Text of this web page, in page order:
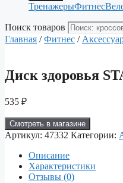
ТренажерыФитнес
Поиск товаров
Главная /Фитнес /
Диск здоровья
535 ₽
Смотреть в магазине
Артикул: 47332 Категории:
Описание
Характеристики
Отзывы (0)